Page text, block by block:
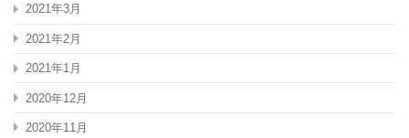
2021年3月
2021年2月
2021年1月
2020年12月
2020年11月